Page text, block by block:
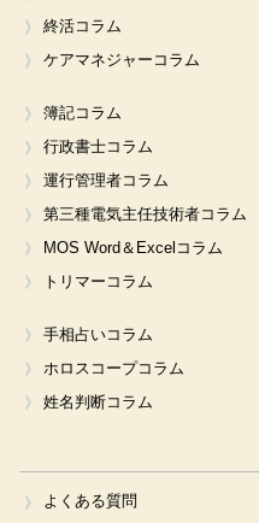
終活コラム
ケアマネジャーコラム
簿記コラム
行政書士コラム
運行管理者コラム
第三種電気主任技術者コラム
MOS Word＆Excelコラム
トリマーコラム
手相占いコラム
ホロスコープコラム
姓名判断コラム
よくある質問